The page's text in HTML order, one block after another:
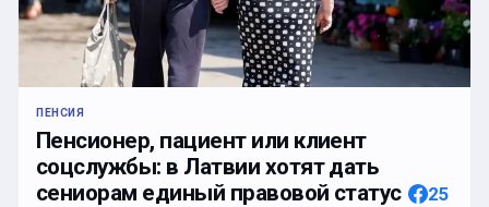
ПЕНСИЯ
Пенсионер, пациент или клиент
соцслужбы: в Латвии хотят дать
сениорам единый правовой статус
25